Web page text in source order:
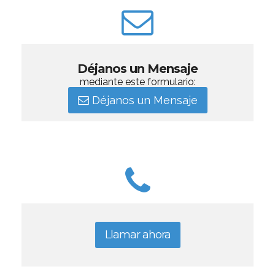
Déjanos un Mensaje
mediante este formulario:
Déjanos un Mensaje
Llamar ahora